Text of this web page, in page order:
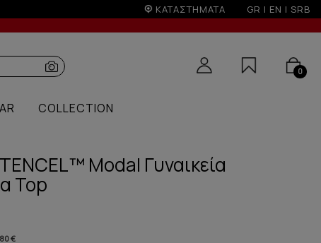
ΚΑΤΑΣΤΗΜΑΤΑ GR | EN | SRB
0
COLLECTION
Modal Γυναικεία
Top
€